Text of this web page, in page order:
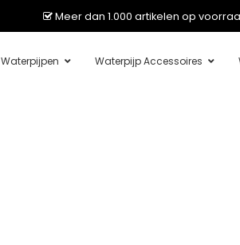
Meer dan 1.000 artikelen op
Waterpijpen Waterpijp Accessoires